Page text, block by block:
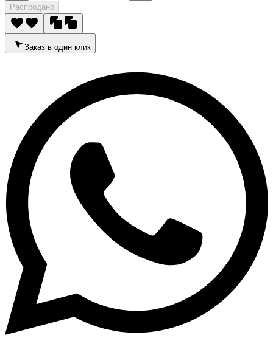
Распродано
Заказ в один клик